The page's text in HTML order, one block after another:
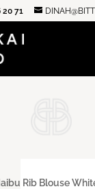
20 71
Rib Blouse